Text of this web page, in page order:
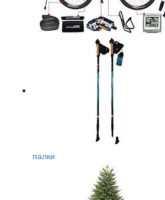
палки